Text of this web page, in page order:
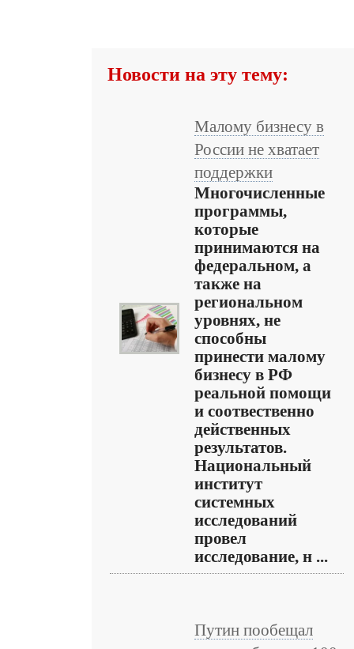
Новости на эту тему:
Малому бизнесу в
России не хватает
поддержки
Многочисленные
программы,
которые
принимаются на
федеральном, а
также на
региональном
уровнях, не
способны
принести малому
бизнесу в РФ
реальной помощи
и соотвественно
действенных
результатов.
Национальный
институт
системных
исследований
провел
исследование, н ...
Путин пообещал